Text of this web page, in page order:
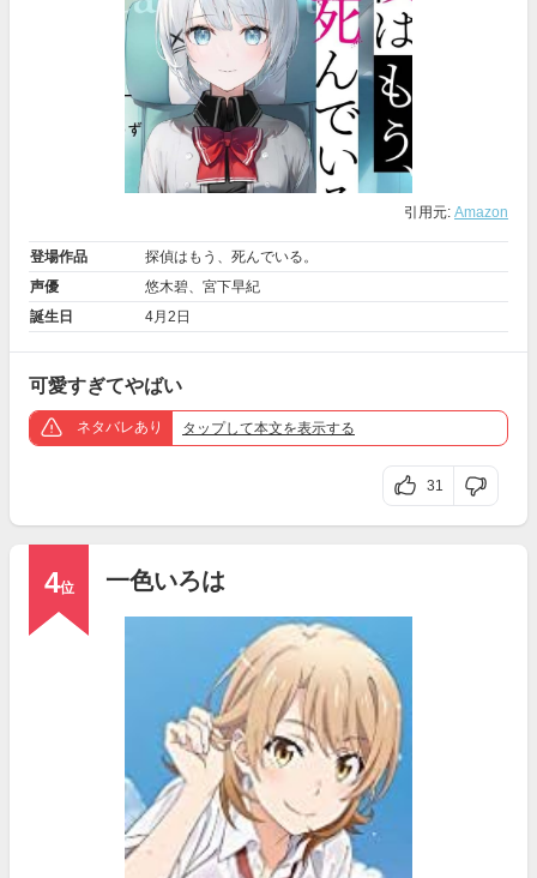
引用元: Amazon
登場作品
探偵はもう、死んでいる。
声優
悠木碧
宮下早紀
誕生日
4月2日
可愛すぎてやばい
ネタバレあり タップして本文を表示する
31
4位 一色いろは